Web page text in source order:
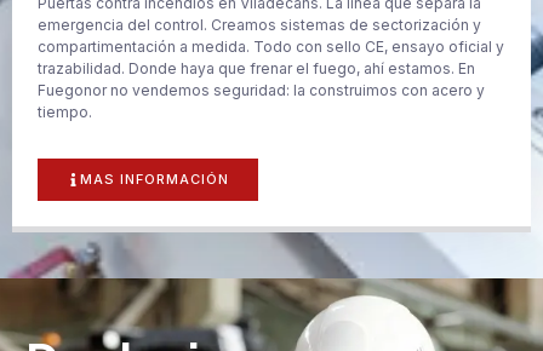
emergencia del control. Creamos sistemas de sectorización y
compartimentación a medida. Todo con sello CE, ensayo oficial y
trazabilidad. Donde haya que frenar el fuego, ahí estamos. En
Fuegonor no vendemos seguridad: la construimos con acero y
tiempo.
MAS INFORMACIÓN